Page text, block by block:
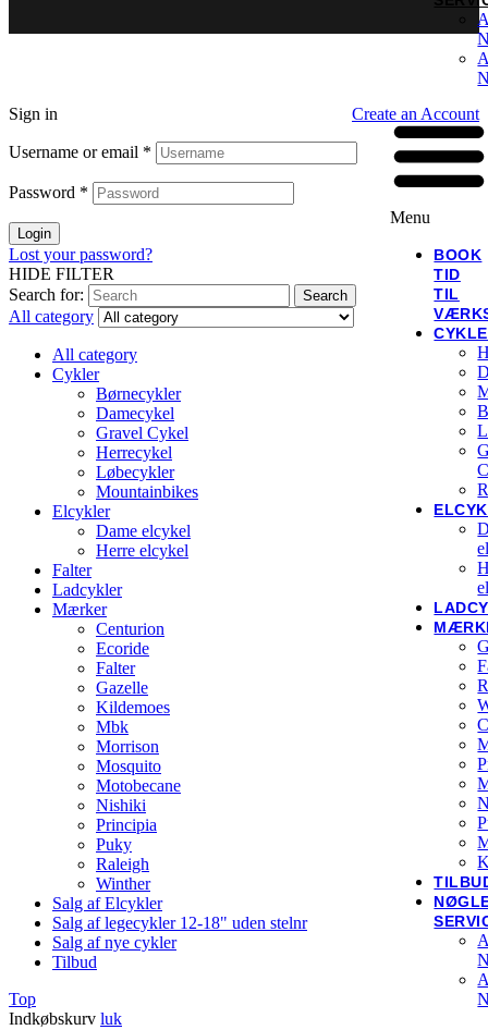
Menu
BOOK
TID
TIL
Sign in Create an Account
Username or email *
Password *
Login
Lost your password?
HIDE FILTER
Search for:
Search
All category
All category
Cykler
Børnecykler
Damecykel
Gravel Cykel
Herrecykel
Løbecykler
Mountainbikes
Elcykler
Dame elcykel
Herre elcykel
Falter
Ladcykler
Mærker
Centurion
Ecoride
Falter
Gazelle
Kildemoes
Mbk
Morrison
Mosquito
Motobecane
Nishiki
Principia
Puky
Raleigh
Winther
Salg af Elcykler
Salg af legecykler 12-18" uden stelnr
Salg af nye cykler
Tilbud
Top
Indkøbskurv luk